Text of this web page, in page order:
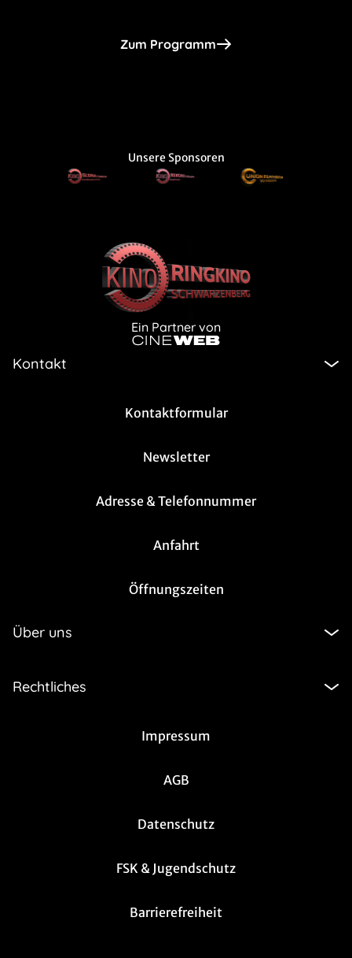
Zum Programm
Unsere Sponsoren
Ein Partner von
Kontakt
Kontaktformular
Newsletter
Adresse & Telefonnummer
Anfahrt
Öffnungszeiten
Über uns
Rechtliches
Impressum
AGB
Datenschutz
FSK & Jugendschutz
Barrierefreiheit